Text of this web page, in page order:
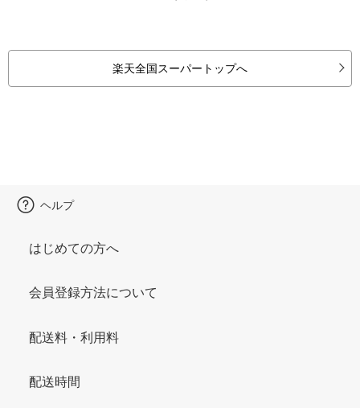
楽天全国スーパートップへ
ヘルプ
はじめての方へ
会員登録方法について
配送料・利用料
配送時間